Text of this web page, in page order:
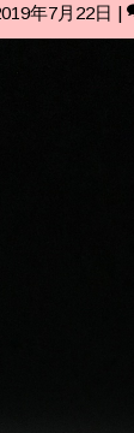
年7月22日 |